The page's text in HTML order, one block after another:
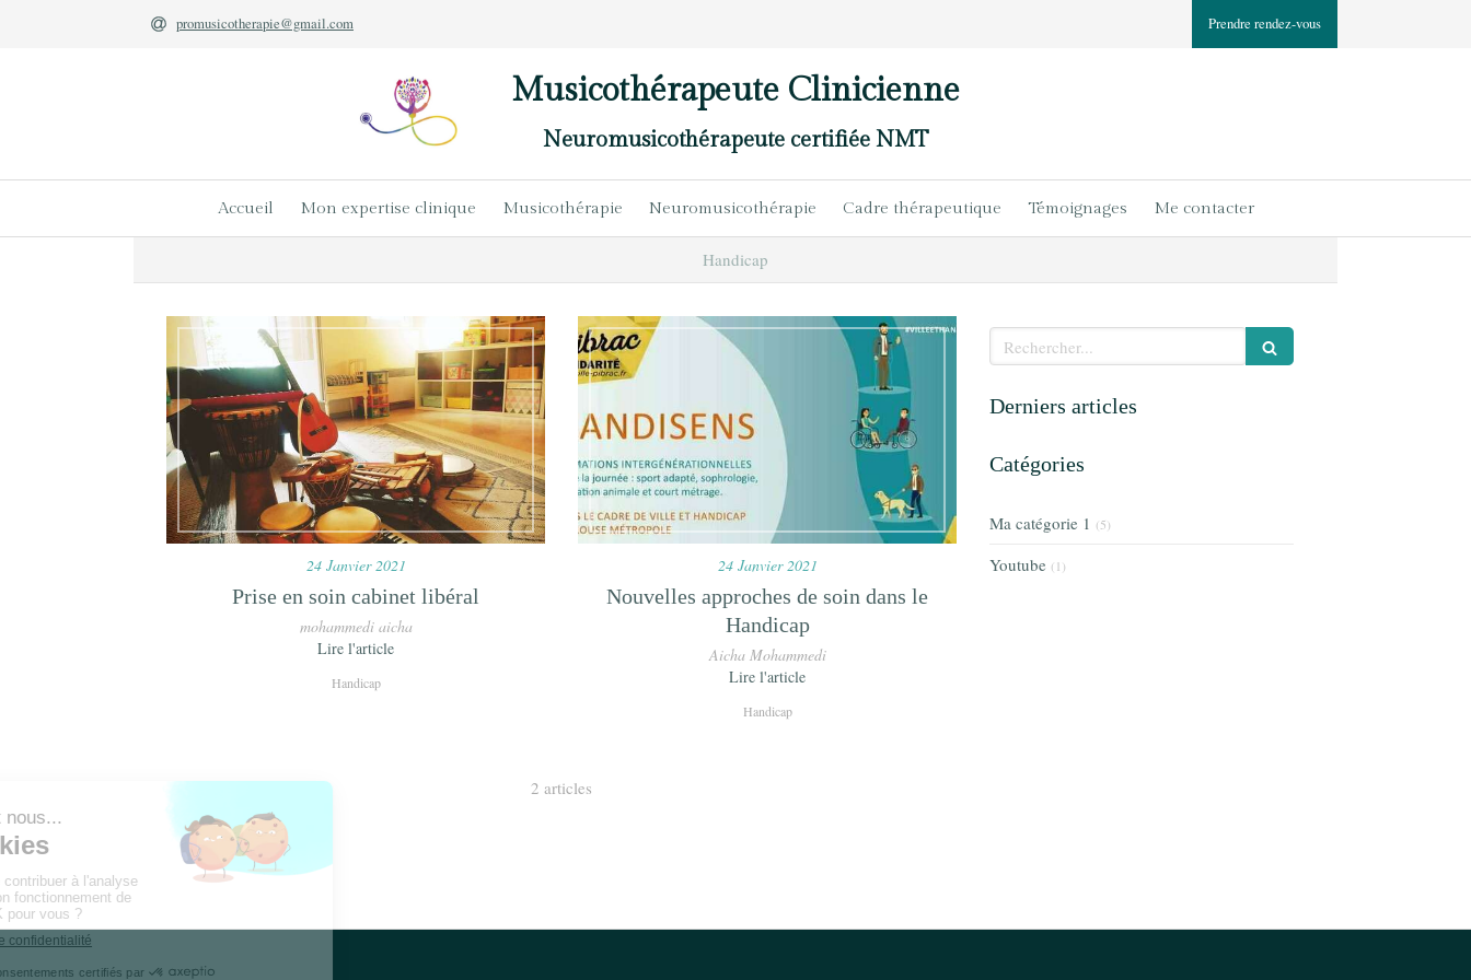
promusicotherapie@gmail.com Prendre rendez-vous
Musicothérapeute Clinicienne
Neuromusicothérapeute certifiée NMT
Accueil Mon expertise clinique Musicothérapie Neuromusicothérapie Cadre thérapeutique Témoignages Me contacter
Handicap
24 Janvier 2021
Prise en soin cabinet libéral
mohammedi aicha
Lire l'article
Handicap
24 Janvier 2021
Nouvelles approches de soin dans le
Handicap
Aicha Mohammedi
Lire l'article
Handicap
2 articles
Rechercher
Derniers articles
Catégories
Ma catégorie 1 (5)
Youtube (1)